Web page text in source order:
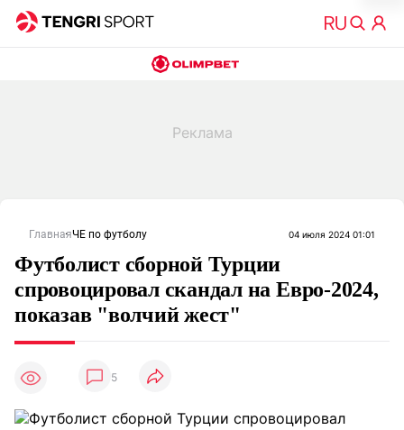
ГлавнаяЧЕ по футболу 04 июля 2024 01:01
Футболист сборной Турции
спровоцировал скандал на Евро-2024,
показав "волчий жест"
5